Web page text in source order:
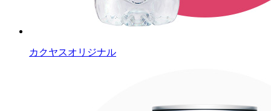
カクヤスオリジナル